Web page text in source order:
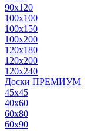
90x120
100x100
100x150
100x200
120x180
120x200
120x240
Доски ПРЕМИУМ
45x45
40x60
60x80
60x90